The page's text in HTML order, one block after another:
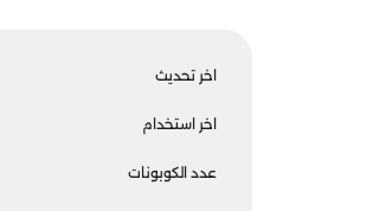
اخر تحديث
اخر استخدام
عدد الكوبونات